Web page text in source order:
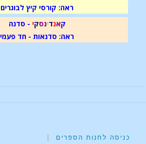
ראה: קורסי קיץ לבוגרים
קאנדינסקי - סדנה
ראה: סדנאות - חד פעמי
כניסה לחנות הספרים |